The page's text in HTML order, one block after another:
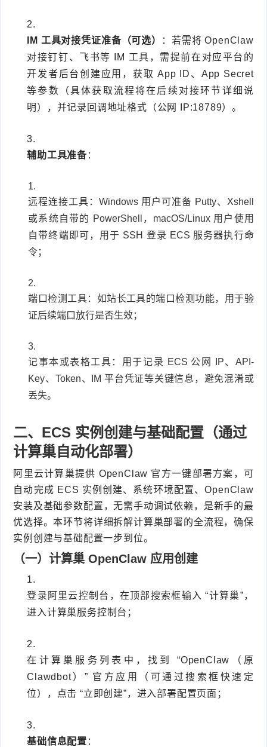
IM 工具对接凭证准备（可选）
：若需将 OpenClaw
对接钉钉、飞书等 IM 工具，需提前在对应平台的
开发者后台创建应用，获取 App ID、App Secret
等参数（具体获取流程将在后续对接环节详细说
明），并记录回调地址格式（公网 IP:18789）。
辅助工具准备：
远程连接工具：Windows 用户可准备 Putty、Xshell
或系统自带的 PowerShell，macOS/Linux 用户使用
自带终端即可，用于 SSH 登录 ECS 服务器执行命
令；
端口检测工具：如站长工具的端口检测功能，用于验
证后续端口放行是否生效；
记事本或表格工具：用于记录 ECS 公网 IP、API-
Key、Token、IM 平台凭证等关键信息，避免混淆或
丢失。
二、ECS 实例创建与基础配置（通过
计算巢自动化部署）
阿里云计算巢提供 OpenClaw 官方一键部署方案，可
自动完成 ECS 实例创建、系统环境配置、OpenClaw
安装及基础参数配置，无需手动调试依赖，是新手的最
优选择。本环节将详细拆解计算巢部署的全流程，确保
实例创建与基础配置一步到位。
（一）计算巢 OpenClaw 应用创建
登录阿里云控制台，在顶部搜索框输入 “计算巢”，
进入计算巢服务控制台；
在计算巢服务列表中，找到 “OpenClaw（原
Clawdbot）” 官方应用（可通过搜索框快速定
位），点击 “立即创建”，进入部署配置页面；
基础信息配置 ：